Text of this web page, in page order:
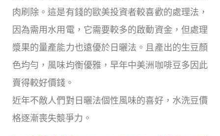
肉刷除。這是有錢的歐美投資者較喜歡的處理法，
因為需用水用電，它需要較多的啟動資金，但處理
漿果的量產能力也遠優於日曬法。且產出的生豆顏
色均勻，風味均衡優雅，早年中美洲咖啡豆多因此
賣得較好價錢。
近年不敵人們對日曬法個性風味的喜好，水洗豆價
格逐漸喪失競爭力。